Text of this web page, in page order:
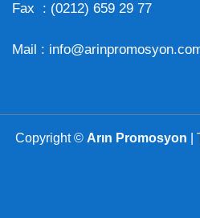
Fax : (0212) 659 29 77
Mail :
Copyright © Arın Promosyon